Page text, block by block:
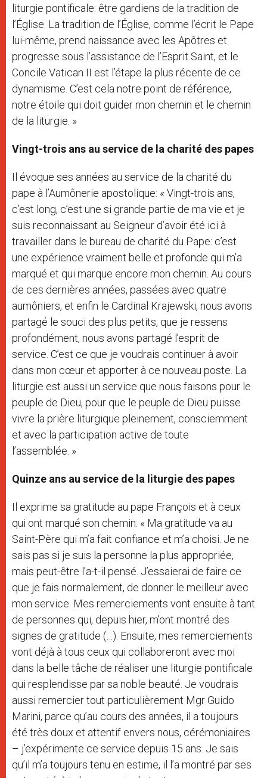
liturgie pontificale: être gardiens de la tradition de
l’Église. La tradition de l’Église, comme l’écrit le Pape
lui-même, prend naissance avec les Apôtres et
progresse sous l’assistance de l’Esprit Saint, et le
Concile Vatican II est l’étape la plus récente de ce
dynamisme. C’est cela notre point de référence,
notre étoile qui doit guider mon chemin et le chemin
de la liturgie. »
Vingt-trois ans au service de la charité des papes
Il évoque ses années au service de la charité du
pape à l’Aumônerie apostolique: « Vingt-trois ans,
c’est long, c’est une si grande partie de ma vie et je
suis reconnaissant au Seigneur d’avoir été ici à
travailler dans le bureau de charité du Pape: c’est
une expérience vraiment belle et profonde qui m’a
marqué et qui marque encore mon chemin. Au cours
de ces dernières années, passées avec quatre
aumôniers, et enfin le Cardinal Krajewski, nous avons
partagé le souci des plus petits, que je ressens
profondément, nous avons partagé l’esprit de
service. C’est ce que je voudrais continuer à avoir
dans mon cœur et apporter à ce nouveau poste. La
liturgie est aussi un service que nous faisons pour le
peuple de Dieu, pour que le peuple de Dieu puisse
vivre la prière liturgique pleinement, consciemment
et avec la participation active de toute
l’assemblée. »
Quinze ans au service de la liturgie des papes
Il exprime sa gratitude au pape François et à ceux
qui ont marqué son chemin: « Ma gratitude va au
Saint-Père qui m’a fait confiance et m’a choisi. Je ne
sais pas si je suis la personne la plus appropriée,
mais peut-être l’a-t-il pensé. J’essaierai de faire ce
que je fais normalement, de donner le meilleur avec
mon service. Mes remerciements vont ensuite à tant
de personnes qui, depuis hier, m’ont montré des
signes de gratitude (…). Ensuite, mes remerciements
vont déjà à tous ceux qui collaboreront avec moi
dans la belle tâche de réaliser une liturgie pontificale
qui resplendisse par sa noble beauté. Je voudrais
aussi remercier tout particulièrement Mgr Guido
Marini, parce qu’au cours des années, il a toujours
été très doux et attentif envers nous, cérémoniaires
– j’expérimente ce service depuis 15 ans. Je sais
qu’il m’a toujours tenu en estime, il l’a montré par ses